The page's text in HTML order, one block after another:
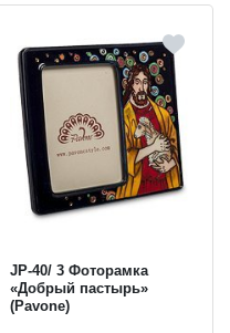
JP-40/ 3 Фоторамка
«Добрый пастырь»
(Pavone)